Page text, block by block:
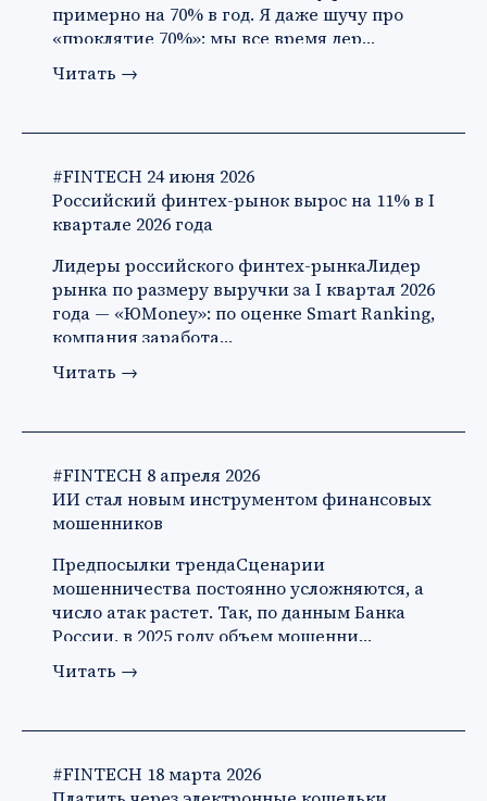
примерно на 70% в год. Я даже шучу про
«проклятие 70%»: мы все время дер…
Читать →
#FINTECH 24 июня 2026
Российский финтех-рынок вырос на 11% в I
квартале 2026 года
Лидеры российского финтех-рынкаЛидер
рынка по размеру выручки за I квартал 2026
года — «ЮMoney»: по оценке Smart Ranking,
компания заработа…
Читать →
#FINTECH 8 апреля 2026
ИИ стал новым инструментом финансовых
мошенников
Предпосылки трендаСценарии
мошенничества постоянно усложняются, а
число атак растет. Так, по данным Банка
России, в 2025 году объем мошенни…
Читать →
#FINTECH 18 марта 2026